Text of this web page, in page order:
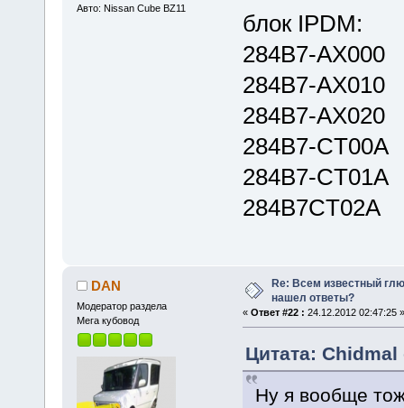
Авто: Nissan Cube BZ11
блок IPDM:
284B7-AX000
284B7-AX010
284B7-AX020
284B7-CT00A
284B7-CT01A
284B7CT02A
DAN
Модератор раздела
Мега кубовод
Re: Всем известный
нашел ответы?
« Ответ #22 : 24.12.2012 02:47:25 »
Цитата: Chidmal
Ну я вообще